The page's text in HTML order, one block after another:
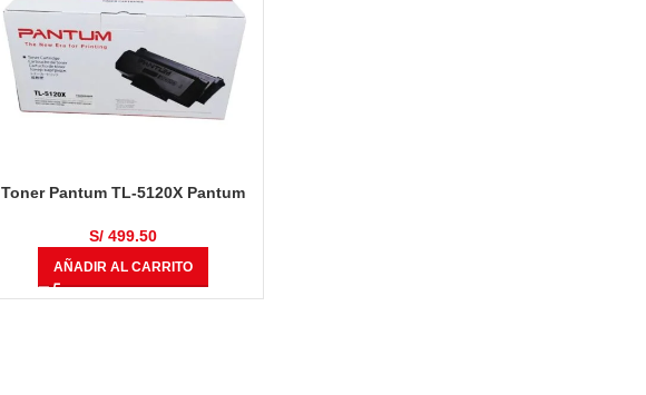
Toner Pantum TL-5120X Pantum
S/499.50
AÑADIR AL CARRITO